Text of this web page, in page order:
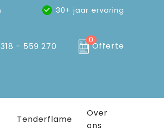
30+ jaar ervaring
- 559 270
0
Offerte
Tenderflame
Over
ons